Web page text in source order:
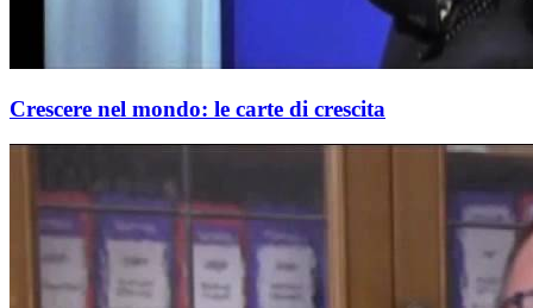
Crescere nel mondo: le carte di crescita